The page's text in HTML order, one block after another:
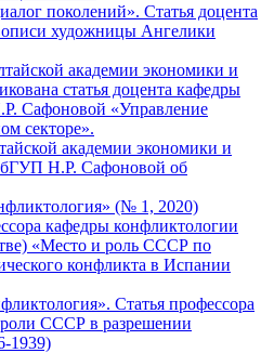
поколений». Статья доцента
художницы Ангелики
академии экономики и
Н.Р. Сафоновой об
Статья профессора
СССР в разрешении
1939)